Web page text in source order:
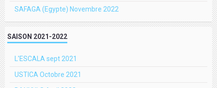
SAFAGA (Egypte) Novembre 2022
SAISON 2021-2022
L'ESCALA sept 2021
USTICA Octobre 2021